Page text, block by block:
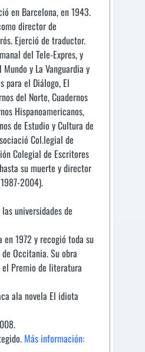
en Barcelona, en 1943.
director de
Ejerció de traductor.
del Tele-Expres, y
y La Vanguardia y
para el Diálogo, El
del Norte, Cuadernos
Hispanoamericanos,
de Estudio y Cultura de
Col.legial de
Colegial de Escritores
su muerte y director
2004).
universidades de
1972 y recogió toda su
Occitania. Su obra
Premio de literatura
ala novela El idiota
Más información: